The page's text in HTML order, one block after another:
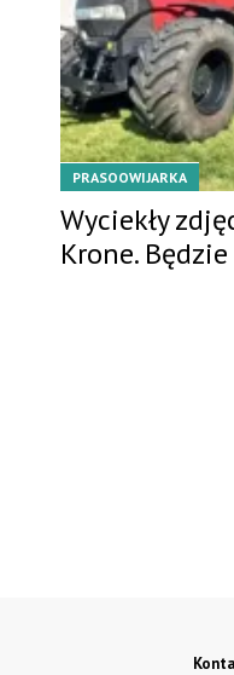
PRASOOWIJARKA
Wyciekły
Krone.